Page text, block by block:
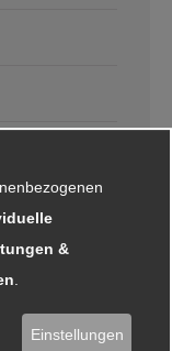
&
Einstellungen